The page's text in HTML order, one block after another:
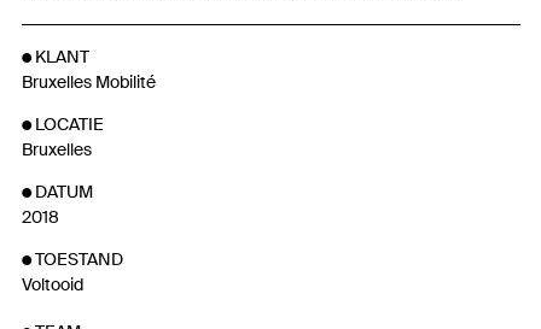
KLANT
Bruxelles Mobilité
LOCATIE
Bruxelles
DATUM
2018
TOESTAND
Voltooid